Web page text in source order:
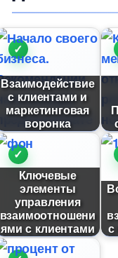
заимодействие
с клиентами и
маркетинговая
оронка
Ключевые
элементы
управления
заимоотношени
ями с клиентами